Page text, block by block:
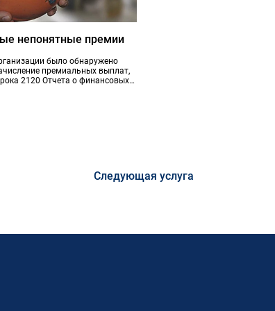
непонятные премии
было обнаружено
премиальных выплат,
2120 Отчета о финансовых
Следующая услуга